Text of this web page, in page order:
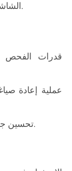
الشاشات عالية الجودة فقط في عملية الإنتاج.
3. تحسين جودة الطباعة الشاملة وتقليل النفايات.